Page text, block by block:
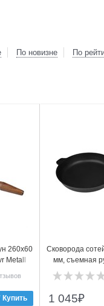
По новизне По
260х60
Metall
Купить
Сковорода
мм, съемная
1 045₽